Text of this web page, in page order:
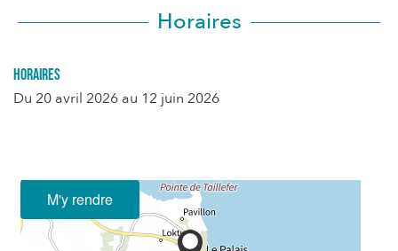
Horaires
Horaires
Du 20 avril 2026 au 12 juin 2026
M'y rendre